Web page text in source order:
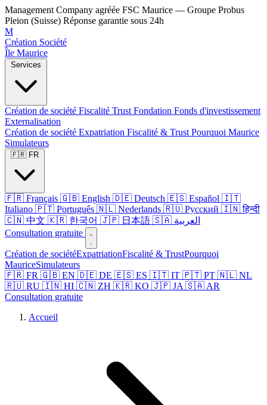
Management Company agréée FSC Maurice — Groupe Probus
Pleion (Suisse) Réponse garantie sous 24h
M
Création Société
Île Maurice
Création de société Fiscalité Trust Fondation Fonds d'investissement
Externalisation
Création de société Expatriation Fiscalité & Trust Pourquoi Maurice
Simulateurs
🇫🇷 Français 🇬🇧 English 🇩🇪 Deutsch 🇪🇸 Español 🇮🇹
Italiano 🇵🇹 Português 🇳🇱 Nederlands 🇷🇺 Русский 🇮🇳 हिन्दी
🇨🇳 中文 🇰🇷 한국어 🇯🇵 日本語
🇸🇦 العربية
Consultation gratuite
Création de sociétéExpatriationFiscalité & TrustPourquoi
MauriceSimulateurs
🇫🇷 FR 🇬🇧 EN 🇩🇪 DE 🇪🇸 ES 🇮🇹 IT 🇵🇹 PT 🇳🇱 NL
🇷🇺 RU 🇮🇳 HI 🇨🇳 ZH 🇰🇷 KO 🇯🇵 JA 🇸🇦 AR
Consultation gratuite
Accueil